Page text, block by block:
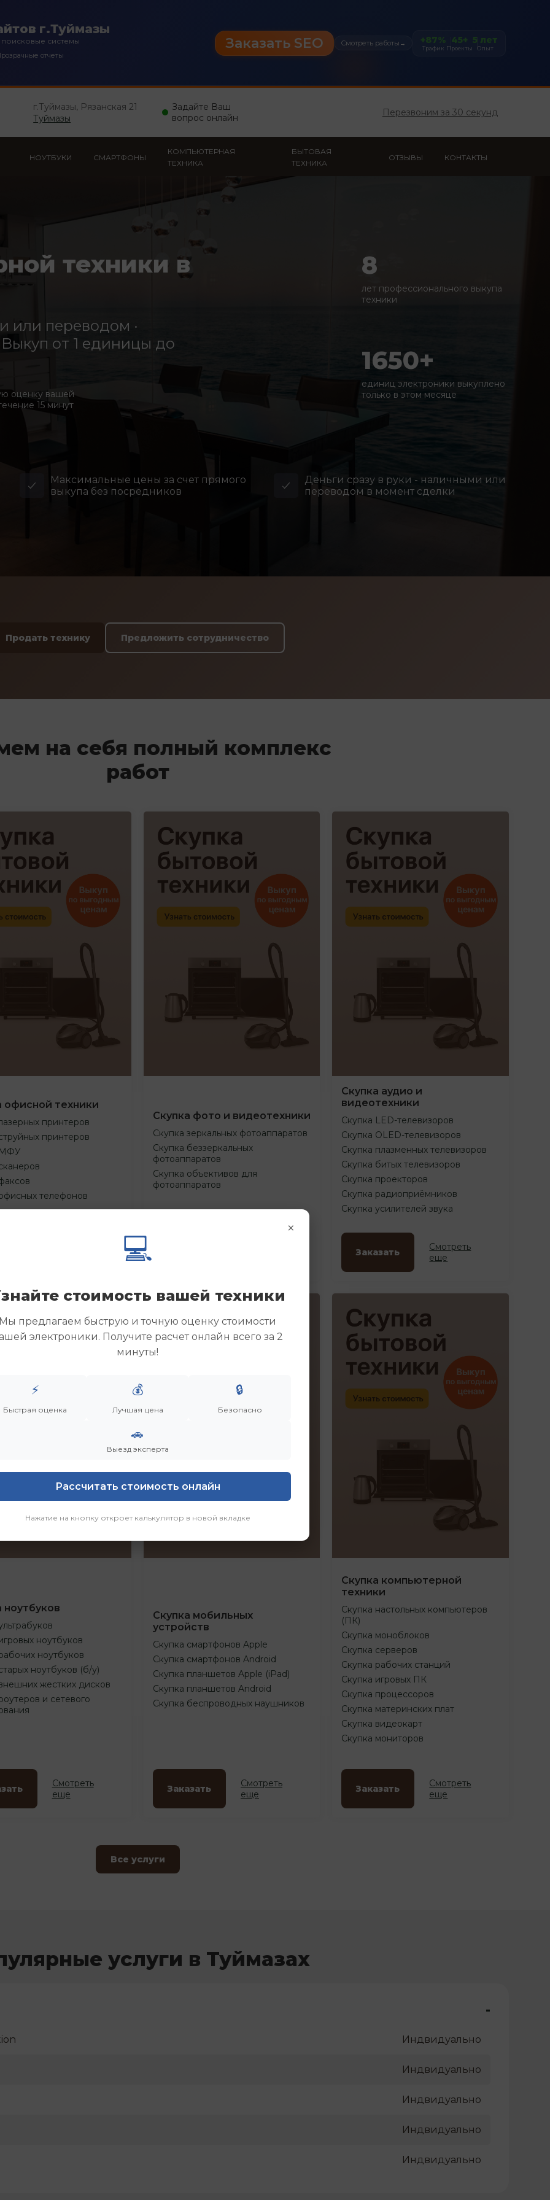
г.Туймазы
системы
отчеты
Заказать SEO Смотреть работы → +87%
Трафик
45+
Проекты
5 лет
Опыт
г.Туймазы, Рязанская 21
Туймазы
Задайте Ваш
вопрос онлайн
Перезвоним за 30 секунд
НОУТБУКИ СМАРТФОНЫ
КОМПЬЮТЕРНАЯ
ТЕХНИКА
БЫТОВАЯ
ТЕХНИКА
ОТЗЫВЫ КОНТАКТЫ
техники в
или переводом ·
от 1 единицы до
оценку вашей
15 минут
8
лет профессионального выкупа
техники
1650+
единиц электроники выкуплено
только в этом месяце
Максимальные цены за счет прямого
выкупа без посредников
Деньги сразу в руки - наличными или
переводом в момент сделки
Продать технику Предложить сотрудничество
на себя полный комплекс
работ
офисной техники
принтеров
принтеров
МФУ
телефонов
Скупка фото и видеотехники
Скупка зеркальных фотоаппаратов
Скупка беззеркальных
фотоаппаратов
Скупка объективов для
фотоаппаратов
Скупка аудио и
видеотехники
Скупка LED-телевизоров
Скупка OLED-телевизоров
Скупка плазменных телевизоров
Скупка битых телевизоров
Скупка проекторов
Скупка радиоприёмников
Скупка усилителей звука
Заказать
Смотреть
еще
ноутбуков
ноутбуков
ноутбуков
ноутбуков (б/у)
жестких дисков
и сетевого
Смотреть
еще
Скупка мобильных
устройств
Скупка смартфонов Apple
Скупка смартфонов Android
Скупка планшетов Apple (iPad)
Скупка планшетов Android
Скупка беспроводных наушников
Заказать
Смотреть
еще
Скупка компьютерной
техники
Скупка настольных компьютеров
(ПК)
Скупка моноблоков
Скупка серверов
Скупка рабочих станций
Скупка игровых ПК
Скупка процессоров
Скупка материнских плат
Скупка видеокарт
Скупка мониторов
Заказать
Смотреть
еще
Все услуги
услуги в Туймазах
-
Индвидуально
Индвидуально
Индвидуально
Индвидуально
Индвидуально
×
💻
стоимость вашей техники
предлагаем быструю и точную оценку стоимости
электроники. Получите расчет онлайн всего за 2
минуты!
⚡
Быстрая оценка
💰
Лучшая цена
🔒
Безопасно
🚗
Выезд эксперта
Рассчитать стоимость онлайн
Нажатие на кнопку откроет калькулятор в новой вкладке